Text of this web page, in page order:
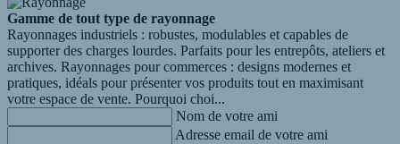
Gamme de tout type de rayonnage
Rayonnages industriels : robustes, modulables et capables de
supporter des charges lourdes. Parfaits pour les entrepôts, ateliers et
archives. Rayonnages pour commerces : designs modernes et
pratiques, idéals pour présenter vos produits tout en maximisant
votre espace de vente. Pourquoi choi...
Nom de votre ami
Adresse email de votre ami